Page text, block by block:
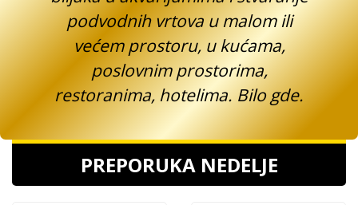
podvodnih vrtova u malom ili
većem prostoru, u kućama,
poslovnim prostorima,
restoranima, hotelima. Bilo gde.
PREPORUKA NEDELJE